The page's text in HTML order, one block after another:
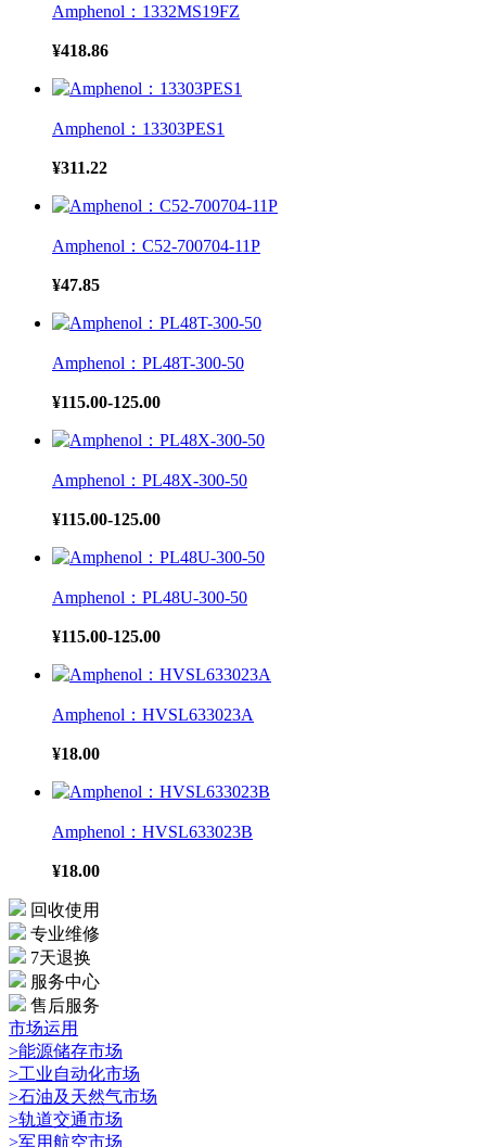
Amphenol：1332MS19FZ
¥418.86
Amphenol：13303PES1
¥311.22
Amphenol：C52-700704-11P
¥47.85
Amphenol：PL48T-300-50
¥115.00-125.00
Amphenol：PL48X-300-50
¥115.00-125.00
Amphenol：PL48U-300-50
¥115.00-125.00
Amphenol：HVSL633023A
¥18.00
Amphenol：HVSL633023B
¥18.00
回收使用
专业维修
7天退换
服务中心
售后服务
市场运用
>能源储存市场
>工业自动化市场
>石油及天然气市场
>轨道交通市场
>军用航空市场